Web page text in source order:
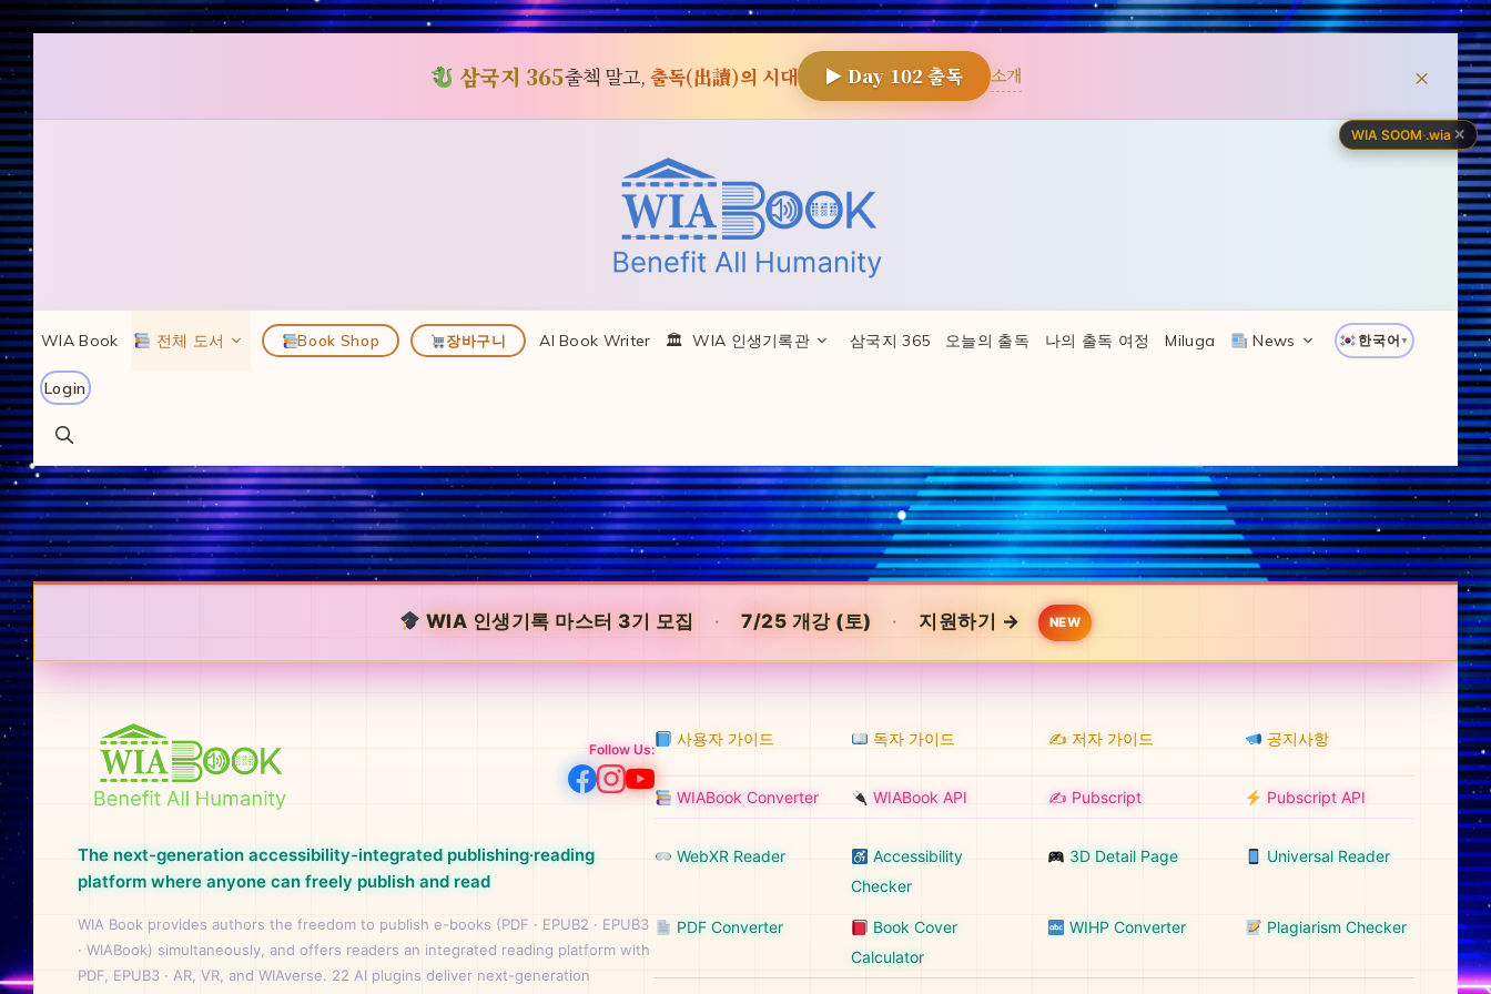
삼국지 365출첵 말고, 출독(出讀)의 시대 ▶ Day 102출독 소개 ×
컨
텐
츠
로
건
너
뛰
기WIA Book 전체 도서 Book Shop 장바구니 AI Book Writer 🏛 ️ WIA 인생기록관 삼국지 365 오늘의 출독 나의 출독 여정 Miluga News 한국어 ▼
Login
WIA 인생기록 마스터 3기 모집 · 7/25 개강 (토) · 지원하기 → NEW
Follow Us:
The next-generation accessibility-integrated publishing·reading
platform where anyone can freely publish and read
WIA Book provides authors the freedom to publish e-books (PDF · EPUB2 · EPUB3
· WIABook) simultaneously, and offers readers an integrated reading platform with
PDF, EPUB3 · AR, VR, and WIAverse. 22 AI plugins deliver next-generation
사용자 가이드 독자 가이드 ✍️ 저자 가이드 공지사항
WIABook Converter WIABook API ✍️ Pubscript Pubscript API
WebXR Reader
Accessibility
Checker
3D Detail Page Universal Reader
PDF Converter
Book Cover
Calculator
WIHP Converter Plagiarism Checker
WIA SOOM·.wia ✕